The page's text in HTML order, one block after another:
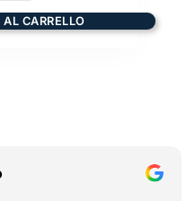
CARRELLO